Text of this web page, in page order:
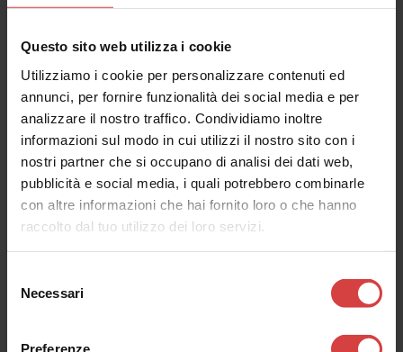
Questo sito web utilizza i cookie
Utilizziamo i cookie per personalizzare contenuti ed
annunci, per fornire funzionalità dei social media e per
analizzare il nostro traffico. Condividiamo inoltre
informazioni sul modo in cui utilizzi il nostro sito con i
nostri partner che si occupano di analisi dei dati web,
pubblicità e social media, i quali potrebbero combinarle
con altre informazioni che hai fornito loro o che hanno
raccolto dal tuo utilizzo dei loro servizi.
delNecessari
Preferenze
2018-04-18 16:46:32
Occultamenti velati nel foyer del Teatro Arena del
Sole